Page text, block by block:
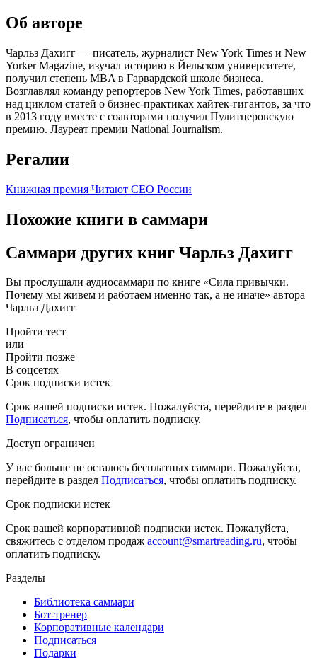
Об авторе
Чарльз Дахигг — писатель, журналист New York Times и New
Yorker Magazine, изучал историю в Йельском университете,
получил степень MBA в Гарвардской школе бизнеса.
Возглавлял команду репортеров New York Times, работавших
над циклом статей о бизнес-практиках хайтек-гигантов, за что
в 2013 году вместе с соавторами получил Пулитцеровскую
премию. Лауреат премии National Journalism.
Регалии
Книжная премия Читают CEO России
Похожие книги в саммари
Саммари других книг Чарльз Дахигг
Вы прослушали аудиосаммари по книге «Сила привычки.
Почему мы живем и работаем именно так, а не иначе» автора
Чарльз Дахигг
Пройти тест
или
Пройти позже
В соцсетях
Срок подписки истек
Срок вашей подписки истек. Пожалуйста, перейдите в раздел
Подписаться, чтобы оплатить подписку.
Доступ ограничен
У вас больше не осталось бесплатных саммари. Пожалуйста,
перейдите в раздел Подписаться, чтобы оплатить подписку.
Срок подписки истек
Срок вашей корпоративной подписки истек. Пожалуйста,
свяжитесь с отделом продаж account@smartreading.ru, чтобы
оплатить подписку.
Разделы
Библиотека саммари
Бот-тренер
Корпоративные календари
Подписаться
Подарки